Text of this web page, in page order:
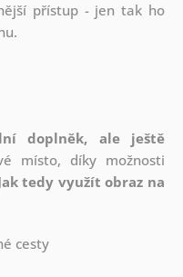
přístup - jen tak ho
doplněk, ale ještě
místo, díky možnosti
tedy využít obraz na
cesty